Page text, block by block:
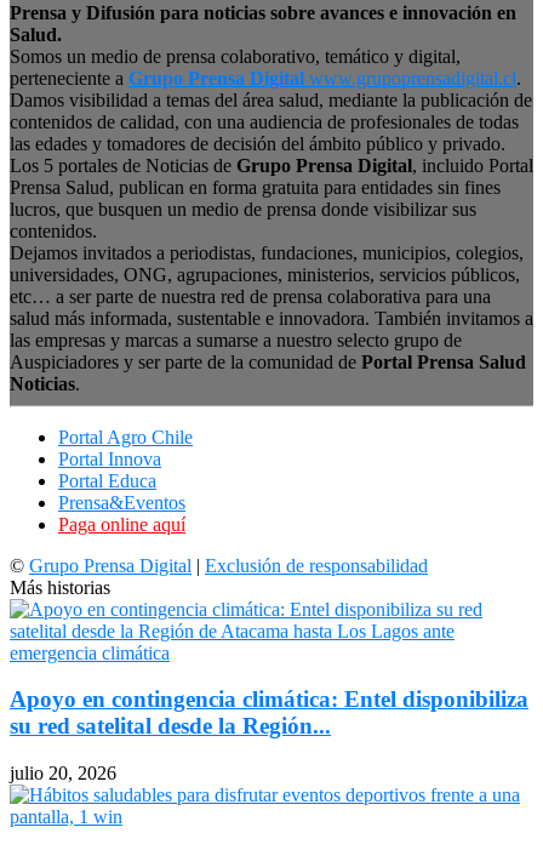
Prensa y Difusión para noticias sobre avances e innovación en
Salud.
Somos un medio de prensa colaborativo, temático y digital,
perteneciente a Grupo Prensa Digital www.grupoprensadigital.cl.
Damos visibilidad a temas del área salud, mediante la publicación de
contenidos de calidad, con una audiencia de profesionales de todas
las edades y tomadores de decisión del ámbito público y privado.
Los 5 portales de Noticias de Grupo Prensa Digital, incluido Portal
Prensa Salud, publican en forma gratuita para entidades sin fines
lucros, que busquen un medio de prensa donde visibilizar sus
contenidos.
Dejamos invitados a periodistas, fundaciones, municipios, colegios,
universidades, ONG, agrupaciones, ministerios, servicios públicos,
etc… a ser parte de nuestra red de prensa colaborativa para una
salud más informada, sustentable e innovadora. También invitamos a
las empresas y marcas a sumarse a nuestro selecto grupo de
Auspiciadores y ser parte de la comunidad de Portal Prensa Salud
Noticias.
Portal Agro Chile
Portal Innova
Portal Educa
Prensa&Eventos
Paga online aquí
© Grupo Prensa Digital | Exclusión de responsabilidad
Más historias
Apoyo en contingencia climática: Entel disponibiliza
su red satelital desde la Región...
julio 20, 2026